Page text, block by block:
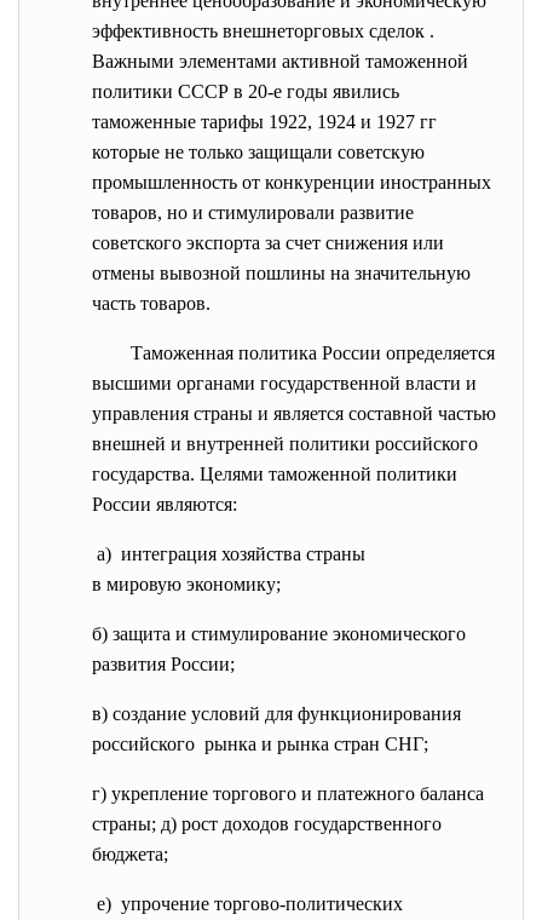
эффективность внешнеторговых сделок .
Важными элементами активной таможенной
политики СССР в 20-е годы явились
таможенные тарифы 1922, 1924 и 1927 гг
которые не только защищали советскую
промышленность от конкуренции иностранных
товаров, но и стимулировали развитие
советского экспорта за счет снижения или
отмены вывозной пошлины на значительную
часть товаров.
Таможенная политика России определяется
высшими органами государственной власти и
управления страны и является составной частью
внешней и внутренней политики российского
государства. Целями таможенной политики
России являются:
а) интеграция хозяйства страны
в мировую экономику;
б) защита и стимулирование экономического
развития России;
в) создание условий для функционирования
российского рынка и рынка стран СНГ;
г) укрепление торгового и платежного баланса
страны; д) рост доходов государственного
бюджета;
е) упрочение торгово-политических